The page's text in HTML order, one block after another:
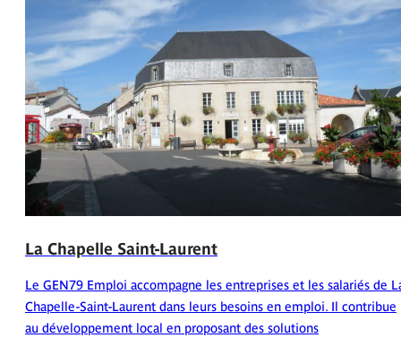
La Chapelle Saint-Laurent
Le GEN79 Emploi accompagne les entreprises et les salariés de
Chapelle-Saint-Laurent dans leurs besoins en emploi. Il contribue
au développement local en proposant des solutions